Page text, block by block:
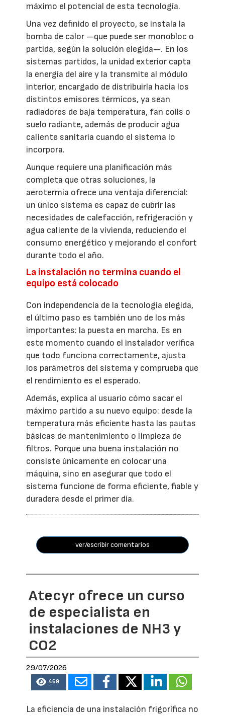
máximo el potencial de esta tecnología.
Una vez definido el proyecto, se instala la
bomba de calor —que puede ser monobloc o
partida, según la solución elegida—. En los
sistemas partidos, la unidad exterior capta
la energía del aire y la transmite al módulo
interior, encargado de distribuirla hacia los
distintos emisores térmicos, ya sean
radiadores de baja temperatura, fan coils o
suelo radiante, además de producir agua
caliente sanitaria cuando el sistema lo
incorpora.
Aunque requiere una planificación más
completa que otras soluciones, la
aerotermia ofrece una ventaja diferencial:
un único sistema es capaz de cubrir las
necesidades de calefacción, refrigeración y
agua caliente de la vivienda, reduciendo el
consumo energético y mejorando el confort
durante todo el año.
La instalación no termina cuando el
equipo está colocado
Con independencia de la tecnología elegida,
el último paso es también uno de los más
importantes: la puesta en marcha. Es en
este momento cuando el instalador verifica
que todo funciona correctamente, ajusta
los parámetros del sistema y comprueba que
el rendimiento es el esperado.
Además, explica al usuario cómo sacar el
máximo partido a su nuevo equipo: desde la
temperatura más eficiente hasta las pautas
básicas de mantenimiento o limpieza de
filtros. Porque una buena instalación no
consiste únicamente en colocar una
máquina, sino en asegurar que todo el
sistema funcione de forma eficiente, fiable y
duradera desde el primer día.
ver/escribir comentarios
Atecyr ofrece un curso
de especialista en
instalaciones de NH3 y
CO2
29/07/2026
469
La eficiencia de una instalación frigorífica no